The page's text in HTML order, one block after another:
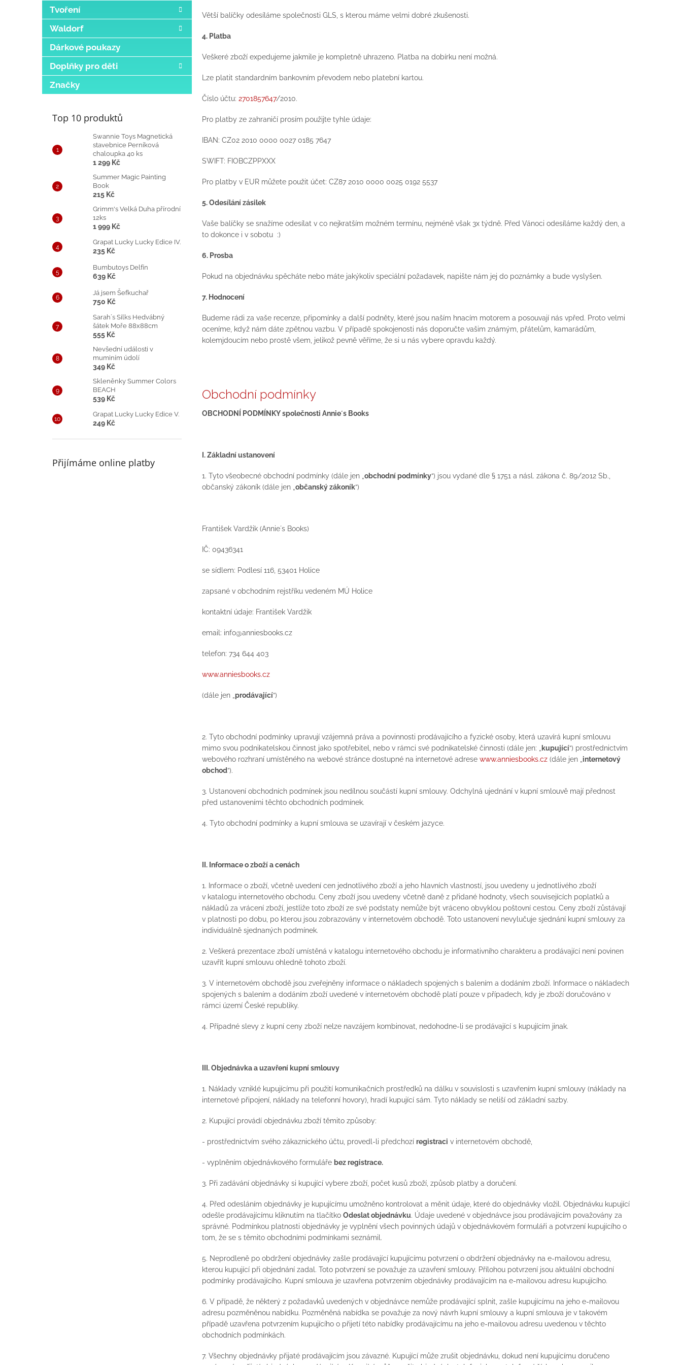
Tvoření
Waldorf
Dárkové poukazy
Doplňky pro děti
Značky
Top 10 produktů
Swannie Toys Magnetická
stavebnice Perníková
chaloupka 40 ks
1 299 Kč
Summer Magic Painting
Book
215 Kč
Grimm's Velká Duha přírodní
12ks
1 999 Kč
Grapat Lucky Lucky Edice IV.
235 Kč
Bumbutoys Delfín
639 Kč
Já jsem Šefkuchař
750 Kč
Sarah´s Silks Hedvábný
šátek Moře 88x88cm
555 Kč
Nevšední události v
muminím údolí
349 Kč
Skleněnky Summer Colors
BEACH
539 Kč
Grapat Lucky Lucky Edice V.
249 Kč
Přijímáme online platby
Větší balíčky odesíláme společnosti GLS, s kterou máme velmi dobré zkušenosti.
4. Platba
Veškeré zboží expedujeme jakmile je kompletně uhrazeno. Platba na dobírku není možná.
Lze platit standardním bankovním převodem nebo platební kartou.
Číslo účtu: 2701857647/2010.
Pro platby ze zahraničí prosím použijte tyhle údaje:
IBAN: CZ02 2010 0000 0027 0185 7647
SWIFT: FIOBCZPPXXX
Pro platby v EUR můžete použit účet: CZ87 2010 0000 0025 0192 5537
5. Odesílání zásilek
Vaše balíčky se snažíme odesílat v co nejkratším možném termínu, nejméně však 3x týdně. Před Vánoci odesíláme každý den, a
to dokonce i v sobotu :)
6. Prosba
Pokud na objednávku spěcháte nebo máte jakýkoliv speciální požadavek, napište nám jej do poznámky a bude vyslyšen.
7. Hodnocení
Budeme rádi za vaše recenze, připomínky a další podněty, které jsou naším hnacím motorem a posouvají nás vpřed. Proto velmi
oceníme, když nám dáte zpětnou vazbu. V případě spokojenosti nás doporučte vašim známým, přátelům, kamarádům,
kolemjdoucím nebo prostě všem, jelikož pevně věříme, že si u nás vybere opravdu každý.
Obchodní podmínky
OBCHODNÍ PODMÍNKYspolečnosti Annie´s Books
I. Základní ustanovení
1. Tyto všeobecné obchodní podmínky (dále jen „ obchodní podmínky“) jsou vydané dle § 1751 a násl. zákona č. 89/2012 Sb.,
občanský zákoník (dále jen „ občanský zákoník“)
František Vardžik (Annie´s Books)
IČ: 09436341
se sídlem: Podlesí 116, 53401 Holice
zapsané v obchodním rejstříku vedeném MÚ Holice
kontaktní údaje: František Vardžik
email: info@anniesbooks.cz
telefon: 734 644 403
www.anniesbooks.cz
(dále jen „ prodávající“)
2. Tyto obchodní podmínky upravují vzájemná práva a povinnosti prodávajícího a fyzické osoby, která uzavírá kupní smlouvu
mimo svou podnikatelskou činnost jako spotřebitel, nebo v rámci své podnikatelské činnosti (dále jen: „
kupující“) prostřednictvím
webového rozhraní umístěného na webové stránce dostupné na internetové adrese www.anniesbooks.cz (dále jen „ internetový
obchod“).
3. Ustanovení obchodních podmínek jsou nedílnou součástí kupní smlouvy. Odchylná ujednání v kupní smlouvě mají přednost
před ustanoveními těchto obchodních podmínek.
4. Tyto obchodní podmínky a kupní smlouva se uzavírají v českém jazyce.
II. Informace o zboží a cenách
1. Informace o zboží, včetně uvedení cen jednotlivého zboží a jeho hlavních vlastností, jsou uvedeny u jednotlivého zboží
v katalogu internetového obchodu. Ceny zboží jsou uvedeny včetně daně z přidané hodnoty, všech souvisejících poplatků a
nákladů za vrácení zboží, jestliže toto zboží ze své podstaty nemůže být vráceno obvyklou poštovní cestou. Ceny zboží zůstávají
v platnosti po dobu, po kterou jsou zobrazovány v internetovém obchodě. Toto ustanovení nevylučuje sjednání kupní smlouvy za
individuálně sjednaných podmínek.
2. Veškerá prezentace zboží umístěná v katalogu internetového obchodu je informativního charakteru a prodávající není povinen
uzavřít kupní smlouvu ohledně tohoto zboží.
3. V internetovém obchodě jsou zveřejněny informace o nákladech spojených s balením a dodáním zboží. Informace o nákladech
spojených s balením a dodáním zboží uvedené v internetovém obchodě platí pouze v případech, kdy je zboží doručováno v
rámci území České republiky.
4. Případné slevy z kupní ceny zboží nelze navzájem kombinovat, nedohodne-li se prodávající s kupujícím jinak.
III. Objednávka a uzavření kupní smlouvy
1. Náklady vzniklé kupujícímu při použití komunikačních prostředků na dálku v souvislosti s uzavřením kupní smlouvy (náklady na
internetové připojení, náklady na telefonní hovory), hradí kupující sám. Tyto náklady se neliší od základní sazby.
2. Kupující provádí objednávku zboží těmito způsoby:
- prostřednictvím svého zákaznického účtu, provedl-li předchozí registraci v internetovém obchodě,
- vyplněním objednávkového formuláře bez registrace.
3. Při zadávání objednávky si kupující vybere zboží, počet kusů zboží, způsob platby a doručení.
4. Před odesláním objednávky je kupujícímu umožněno kontrolovat a měnit údaje, které do objednávky vložil. Objednávku kupující
odešle prodávajícímu kliknutím na tlačítko Odeslat objednávku. Údaje uvedené v objednávce jsou prodávajícím považovány za
správné. Podmínkou platnosti objednávky je vyplnění všech povinných údajů v objednávkovém formuláři a potvrzení kupujícího o
tom, že se s těmito obchodními podmínkami seznámil.
5. Neprodleně po obdržení objednávky zašle prodávající kupujícímu potvrzení o obdržení objednávky na e-mailovou adresu,
kterou kupující při objednání zadal. Toto potvrzení se považuje za uzavření smlouvy. Přílohou potvrzení jsou aktuální obchodní
podmínky prodávajícího. Kupní smlouva je uzavřena potvrzením objednávky prodávajícím na e-mailovou adresu kupujícího.
6. V případě, že některý z požadavků uvedených v objednávce nemůže prodávající splnit, zašle kupujícímu na jeho e-mailovou
adresu pozměněnou nabídku. Pozměněná nabídka se považuje za nový návrh kupní smlouvy a kupní smlouva je v takovém
případě uzavřena potvrzením kupujícího o přijetí této nabídky prodávajícímu na jeho e-mailovou adresu uvedenou v těchto
obchodních podmínkách.
7. Všechny objednávky přijaté prodávajícím jsou závazné. Kupující může zrušit objednávku, dokud není kupujícímu doručeno